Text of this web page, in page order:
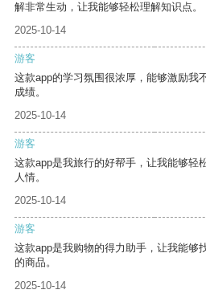
解非常生动，让我能够轻松理解知识点。
2025-10-14
游客
这款app的学习氛围很浓厚，能够激励我
成绩。
2025-10-14
游客
这款app是我旅行的好帮手，让我能够轻
人情。
2025-10-14
游客
这款app是我购物的得力助手，让我能够
的商品。
2025-10-14